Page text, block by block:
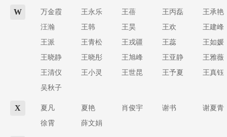
W 万金霞 王永乐 王蓓 王丙磊
王承艳
汪瀚
王韩 王昊 王欢
王建峰
王派
王青松 王戎疆 王蕊
王如媛
王晓静
王晓彤 王旭峰 王亚静
王雅薇
王清仪
王小灵 王世昆 王予夏
王真钰
吴秋子
X 夏凡 夏艳 肖俊宇 谢书
谢夏青
徐霄
薛文娟